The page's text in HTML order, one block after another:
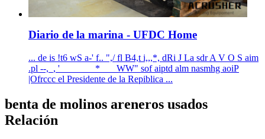
Diario de la marina - UFDC Home
... de is !t6 wS a-' f.. ",/ fl B4,t i,,,*, dRi J La sdr A V O S aim
.pl --,_, '__ _____*___ WW" sof aiptd alm nasmhg aoiP
|Ofrccc el Presidente de la Repiblica ...
benta de molinos areneros usados
Relación